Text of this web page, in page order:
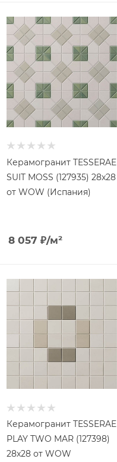
Керамогранит TESSERAE
SUIT MOSS (127935) 28x28
от WOW (Испания)
8 057 ₽/м²
Керамогранит TESSERAE
PLAY TWO MAR (127398)
28x28 от WOW